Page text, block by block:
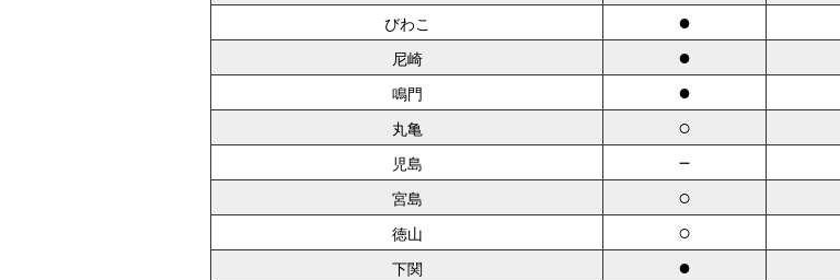
びわこ ●
尼崎 ●
鳴門 ●
丸亀 ○
児島 －
宮島 ○
徳山 ○
下関 ●